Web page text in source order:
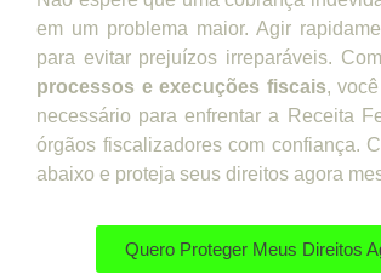
em um problema maior. Agir
para evitar prejuízos irreparáveis.
processos e execuções fiscais,
necessário para enfrentar a Receita
órgãos fiscalizadores com confiança.
abaixo e proteja seus direitos agora
Quero Proteger Meus Direitos